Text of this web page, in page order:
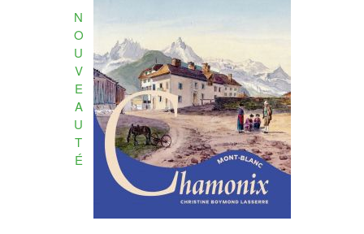
N
O
U
V
E
A
U
T
É